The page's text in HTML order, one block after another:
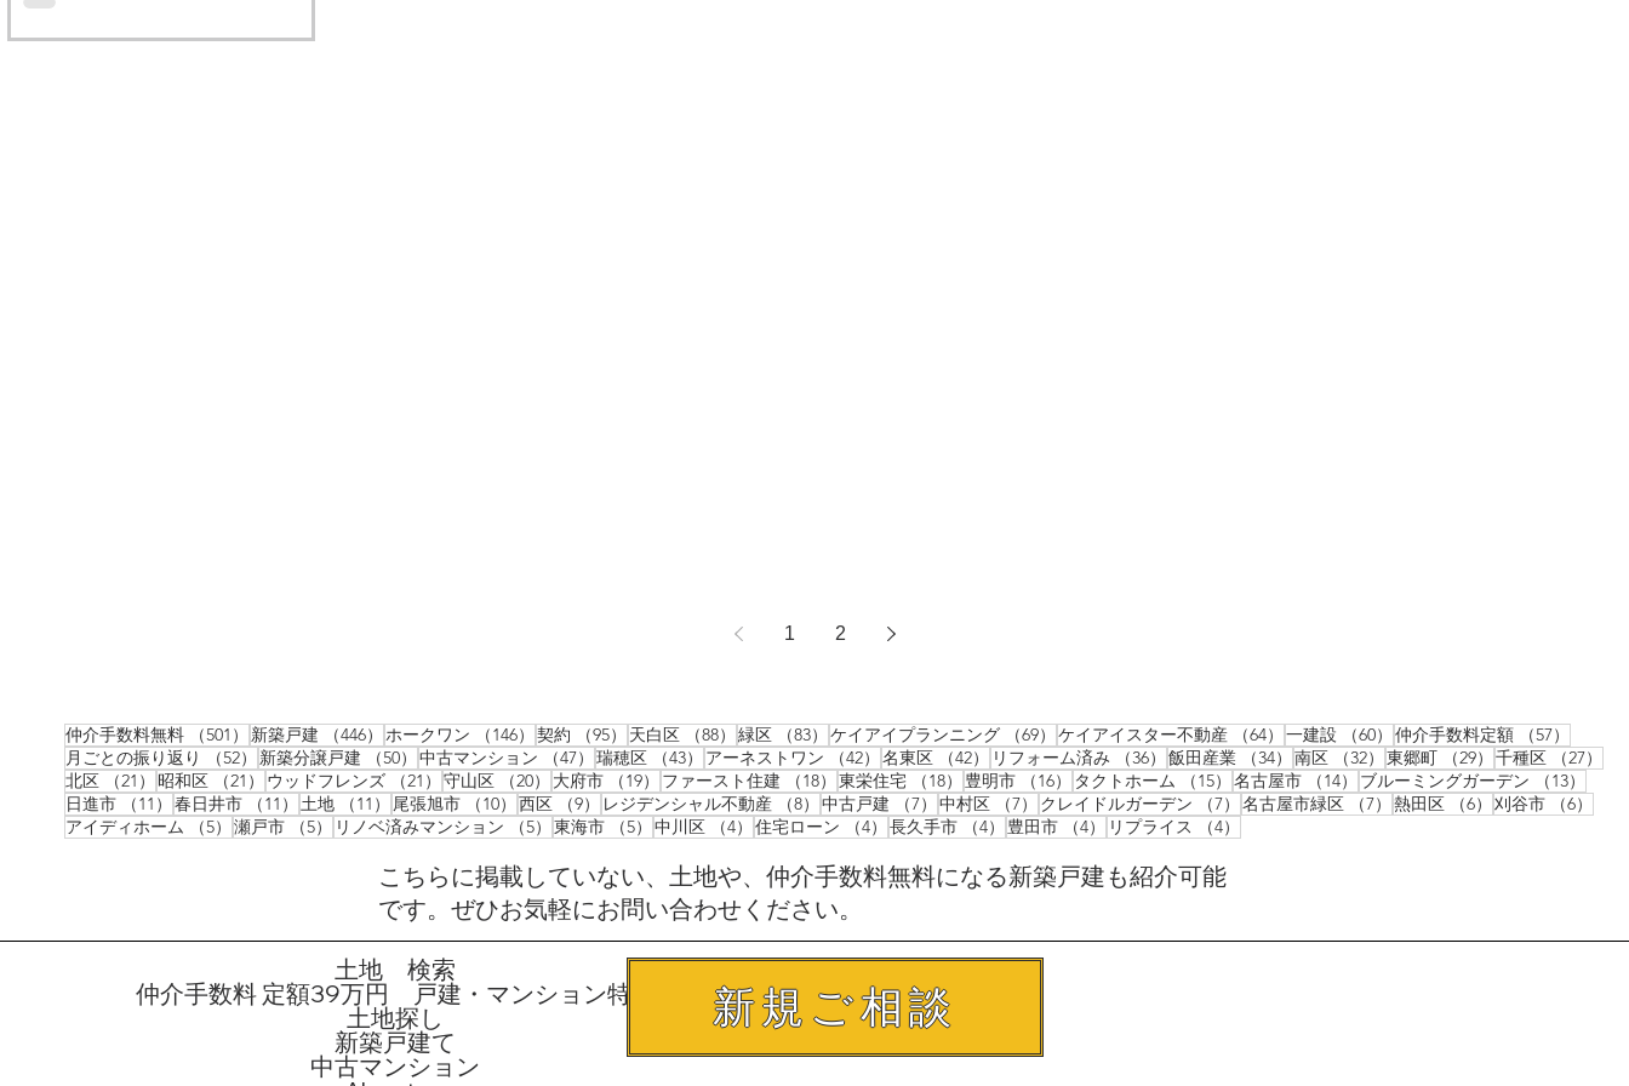
を買いたい方を応援してま
す！！！ こちらの物件を購入した
場合の、資金計画表 物件価
格 4199万円 固定資産税精
算 約 7万円 （引渡し時期
1 2
仲介手数料無料 （501） 501件の記事
新築戸建 （446） 446件の記事
ホークワン （146） 146件の記事
契約 （95） 95件の記事
天白区 （88） 88件の記事
緑区 （83） 83件の記事
ケイアイプランニング （69） 69件の記事
ケイアイスター不動産 （64） 64件の記事
一建設 （60） 60件の記事
仲介手数料定額 （57）
月ごとの振り返り
（52） 52件の記事
新築分譲戸建 （50） 50件の記事
中古マンション （47） 47件の記事
瑞穂区 （43） 43件の記事
アーネストワン （42） 42件の記事
名東区 （42） 42件の記事
リフォーム済み （36） 36件の記事
飯田産業 （34） 34件の記事
南区 （32） 32件の記事
東郷町 （29） 29件の記事
千種区 （27）
北区
（21） 21件の記事
昭和区 （21） 21件の記事
ウッドフレンズ （21） 21件の記事
守山区 （20） 20件の記事
大府市 （19） 19件の記事
ファースト住建 （18） 18件の記事
東栄住宅 （18） 18件の記事
豊明市 （16） 16件の記事
タクトホーム （15） 15件の記事
名古屋市 （14） 14件の記事
ブルーミングガーデン （13）
日進市
（11） 11件の記事
春日井市 （11） 11件の記事
土地 （11） 11件の記事
尾張旭市 （10） 10件の記事
西区 （9） 9件の記事
レジデンシャル不動産 （8） 8件の記事
中古戸建 （7） 7件の記事
中村区 （7） 7件の記事
クレイドルガーデン （7） 7件の記事
名古屋市緑区 （7） 7件の記事
熱田区 （6） 6件の記事
刈谷市 （6）
アイディホーム
（5） 5件の記事
瀬戸市 （5） 5件の記事
リノベ済みマンション （5） 5件の記事
東海市 （5） 5件の記事
中川区 （4） 4件の記事
住宅ローン （4） 4件の記事
長久手市 （4） 4件の記事
豊田市 （4） 4件の記事
リプライス （4）
こちらに掲載していない、土地や、仲介手数料無料になる新築戸建も紹介可能
です。ぜひお気軽にお問い合わせください。
土地 検索
仲介手数料 定額39万円 戸建・マンション特集
土地探し
新築戸建て
中古マンション
新規ご相談